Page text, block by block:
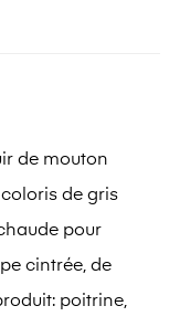
de mouton
de gris
pour
cintrée, de
poitrine,